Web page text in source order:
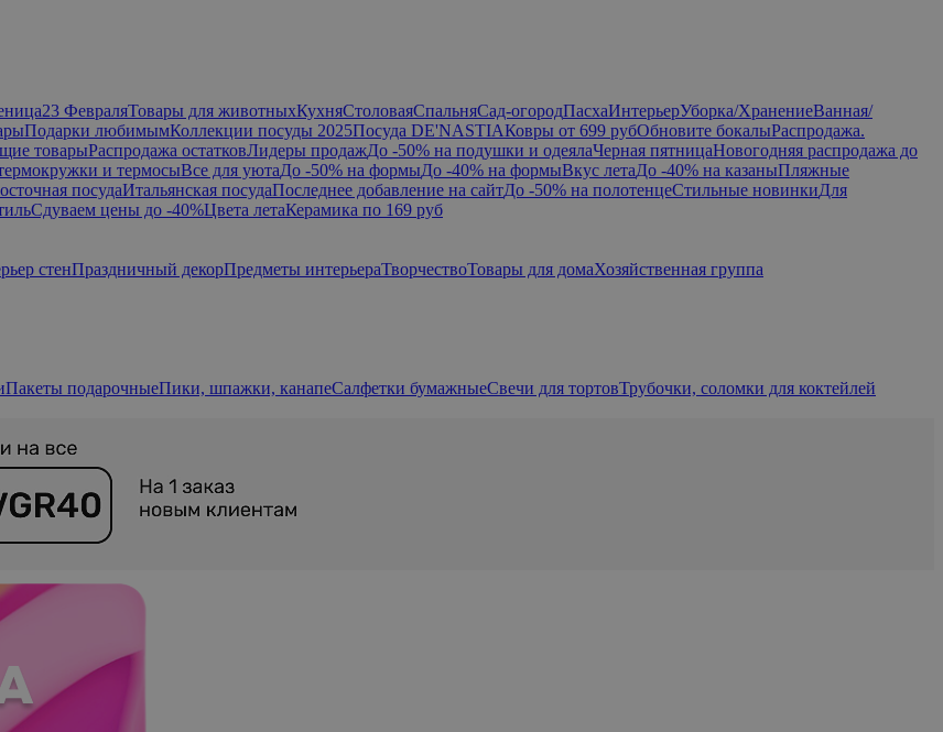
23 ФевраляТовары для животныхКухняСтоловаяСпальняСад-огородПасхаИнтерьерУборка/ХранениеВанная/
Подарки любимымКоллекции посуды 2025Посуда DE'NASTIAКовры от 699 рубОбновите бокалыРаспродажа.
товарыРаспродажа остатковЛидеры продажДо -50% на подушки и одеялаЧерная пятницаНовогодняя распродажа до
и термосыВсе для уютаДо -50% на формыДо -40% на формыВкус летаДо -40% на казаныПляжные
посудаИтальянская посудаПоследнее добавление на сайтДо -50% на полотенцеСтильные новинкиДля
Сдуваем цены до -40%Цвета летаКерамика по 169 руб
стенПраздничный декорПредметы интерьераТворчествоТовары для домаХозяйственная группа
Пакеты подарочныеПики, шпажки, канапеСалфетки бумажныеСвечи для тортовТрубочки, соломки для коктейлей